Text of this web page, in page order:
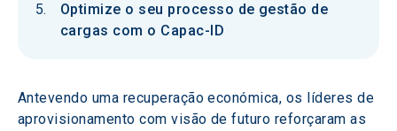
Optimize o seu processo de gestão de
cargas com o Capac-ID
Antevendo uma recuperação económica, os líderes de
aprovisionamento com visão de futuro reforçaram as